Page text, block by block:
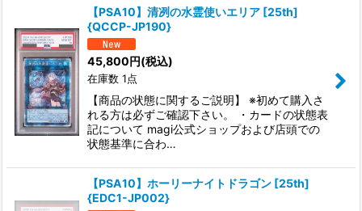
【PSA10】清冽の水霊使いエリア [25th]
{QCCP-JP190}
45,800円(税込)
在庫数 1点
【商品の状態に関するご説明】 ※初めて購入さ
れる方は必ずご確認下さい。 ・カードの状態表
記について magi公式ショップおよび店頭での
状態基準に合わ…
【PSA10】ホーリーナイトドラゴン [25th]
{EDC1-JP002}